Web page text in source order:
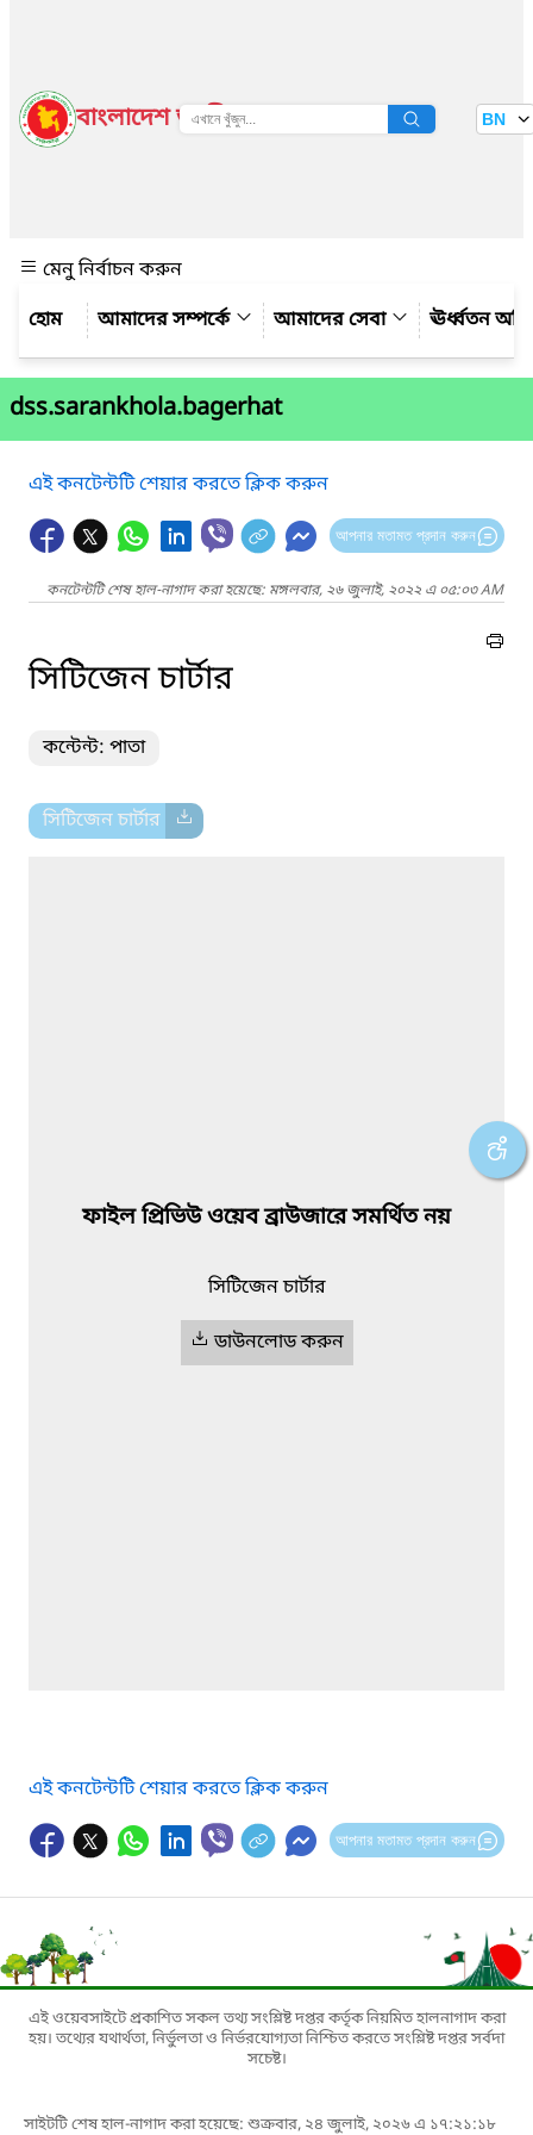
বাংলাদেশ জাতীয় তথ্য বাতায়ন BN
মেনু নির্বাচন করুন
আমাদের সম্পর্কে
আমাদের সেবা ঊর্ধ্বতন
dss.sarankhola.bagerhat
এই কনটেন্টটি শেয়ার করতে ক্লিক করুন
আপনার মতামত প্রদান করুন
কনটেন্টটি শেষ হাল-নাগাদ করা হয়েছে: মঙ্গলবার, ২৬ জুলাই, ২০২২ এ ০৫:০৩ AM
সিটিজেন চার্টার
কন্টেন্ট: পাতা
সিটিজেন চার্টার
ফাইল প্রিভিউ ওয়েব ব্রাউজারে সমর্থিত নয়
সিটিজেন চার্টার
ডাউনলোড করুন
এই কনটেন্টটি শেয়ার করতে ক্লিক করুন
আপনার মতামত প্রদান করুন
এই ওয়েবসাইটে প্রকাশিত সকল তথ্য সংশ্লিষ্ট দপ্তর কর্তৃক নিয়মিত হালনাগাদ করা
হয়। তথ্যের যথার্থতা, নির্ভুলতা ও নির্ভরযোগ্যতা নিশ্চিত করতে সংশ্লিষ্ট দপ্তর সর্বদা
সচেষ্ট।
সাইটটি শেষ হাল-নাগাদ করা হয়েছে: শুক্রবার, ২৪ জুলাই, ২০২৬ এ ১৭:২১:১৮